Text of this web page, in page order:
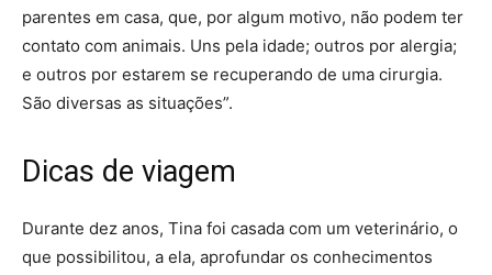
parentes em casa, que, por algum motivo, não podem ter
contato com animais. Uns pela idade; outros por alergia;
e outros por estarem se recuperando de uma cirurgia.
São diversas as situações”.
Dicas de viagem
Durante dez anos, Tina foi casada com um veterinário, o
que possibilitou, a ela, aprofundar os conhecimentos